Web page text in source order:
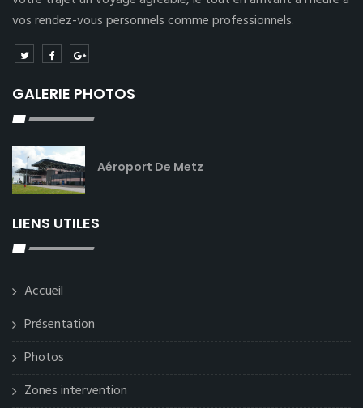
vos rendez-vous personnels comme professionnels.
GALERIE PHOTOS
Aéroport De Metz
LIENS UTILES
Accueil
Présentation
Photos
Zones intervention